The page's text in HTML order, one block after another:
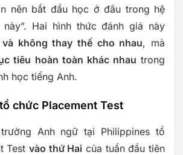
nên bắt đầu học ở đâu trong hệ
Hai hình thức đánh giá này
không thay thế cho nhau, mà
tiêu hoàn toàn khác nhau trong
học tiếng Anh.
chức Placement Test
Anh ngữ tại Philippines tổ
Test vào thứ Hai của tuần đầu tiên